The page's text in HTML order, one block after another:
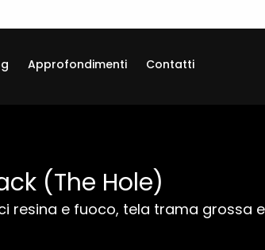
Approfondimenti Contatti
(The Hole)
resina e fuoco, tela trama grossa